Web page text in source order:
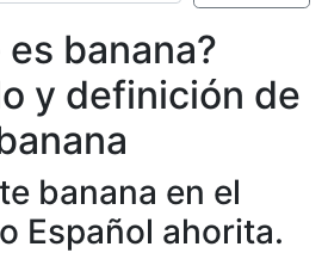
es banana?
y definición de
banana en el
Español ahorita.